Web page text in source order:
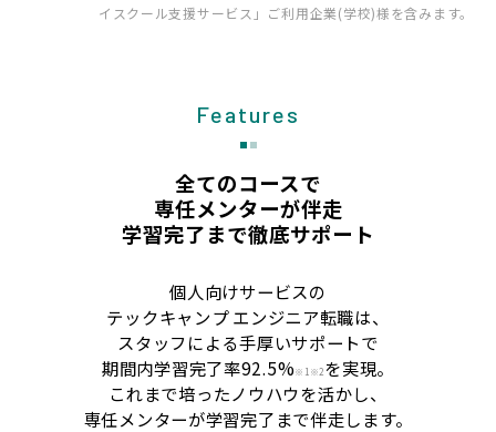
イスクール支援サービス」ご利用企業(学校)様を含みます。
Features
全てのコースで
専任メンターが伴走
学習完了まで徹底サポート
個人向けサービスの
テックキャンプ エンジニア転職は、
スタッフによる手厚いサポートで
期間内学習完了率92.5%※ 1※2を実現。
これまで培ったノウハウを活かし、
専任メンターが学習完了まで伴走します。